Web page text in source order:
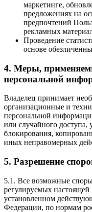
маркетинге,
предложениях на
предпочтений
рекламных
Проведение
основе
4. Меры,
персональной
Владелец принимает
организационные и
персональной
или случайного
блокирования,
иных неправомерных
5. Разрешение
5.1. Все возможные
регулируемых
установленном
Федерации, по нормам